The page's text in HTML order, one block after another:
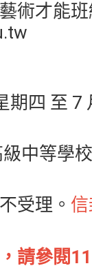
術才能
期四 至
中等學
受理。
請參閱